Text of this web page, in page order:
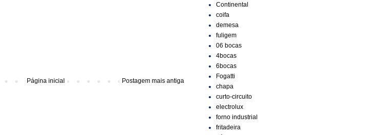
Postagem mais antiga
Página inicial
Continental
coifa
demesa
fuligem
06 bocas
4bocas
6bocas
Fogatti
chapa
curto-circuito
electrolux
forno industrial
fritadeira